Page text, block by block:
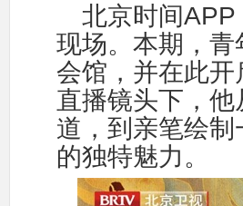
北京时间APP
现场。本期，
会馆，并在此
直播镜头下，
道，到亲笔绘制
的独特魅力。